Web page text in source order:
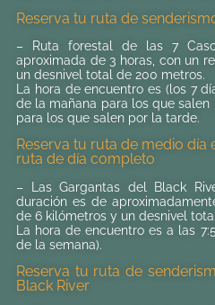
Reserva tu ruta de
– Ruta forestal de las 7
aproximada de 3 horas, con un
un desnivel total de 200 metros.
La hora de encuentro es (los 7
de la mañana para los que salen
para los que salen por la tarde.
Reserva tu ruta de medio día
ruta de día completo
– Las Gargantas del Black
duración es de
de 6 kilómetros y un desnivel
La hora de encuentro es a las
de la semana).
Reserva tu ruta de
Black River